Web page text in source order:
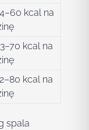
kcal na
kcal na
kcal na
spala